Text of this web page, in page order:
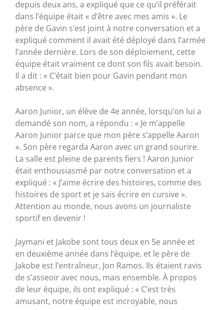
depuis deux ans, a expliqué que ce qu’il préférait
dans l’équipe était « d’être avec mes amis ». Le
père de Gavin s’est joint à notre conversation et a
expliqué comment il avait été déployé dans l’armée
l’année dernière. Lors de son déploiement, cette
équipe était vraiment ce dont son fils avait besoin.
Il a dit : « C’était bien pour Gavin pendant mon
absence ».
Aaron Junior, un élève de 4e année, lorsqu’on lui a
demandé son nom, a répondu : « Je m’appelle
Aaron Junior parce que mon père s’appelle Aaron
». Son père regarda Aaron avec un grand sourire.
La salle est pleine de parents fiers ! Aaron Junior
était enthousiasmé par notre conversation et a
expliqué : « J’aime écrire des histoires, comme des
histoires de sport et je sais écrire en cursive ».
Attention au monde, nous avons un journaliste
sportif en devenir !
Jaymani et Jakobe sont tous deux en 5e année et
en deuxième année dans l’équipe, et le père de
Jakobe est l’entraîneur, Jon Ramos. Ils étaient ravis
de s’asseoir avec nous, mais ensemble. À propos
de leur équipe, ils ont expliqué : « C’est très
amusant, notre équipe est incroyable, nous